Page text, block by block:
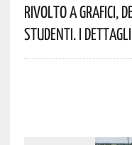
Rivolto A Grafici,
Studenti. I Dettagli